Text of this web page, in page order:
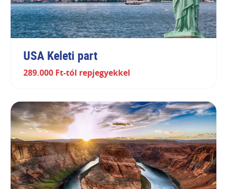
USA Keleti part
289.000 Ft-tól repjegyekkel